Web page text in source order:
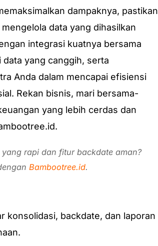
dampaknya, pastikan
data yang dihasilkan
integrasi kuatnya bersama
yang canggih, serta
Anda dalam mencapai efisiensi
Rekan bisnis, mari bersama-
yang lebih cerdas dan
rapi dan fitur backdate aman?
Bambootree.id.
konsolidasi, backdate, dan laporan